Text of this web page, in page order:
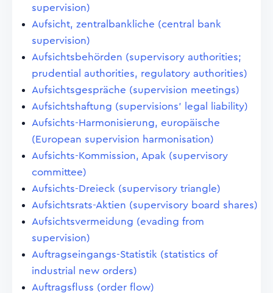
supervision)
Aufsicht, zentralbankliche (central bank
supervision)
Aufsichtsbehörden (supervisory authorities;
prudential authorities, regulatory authorities)
Aufsichtsgespräche (supervision meetings)
Aufsichtshaftung (supervisions' legal liability)
Aufsichts-Harmonisierung, europäische
(European supervision harmonisation)
Aufsichts-Kommission, Apak (supervisory
committee)
Aufsichts-Dreieck (supervisory triangle)
Aufsichtsrats-Aktien (supervisory board shares)
Aufsichtsvermeidung (evading from
supervision)
Auftragseingangs-Statistik (statistics of
industrial new orders)
Auftragsfluss (order flow)